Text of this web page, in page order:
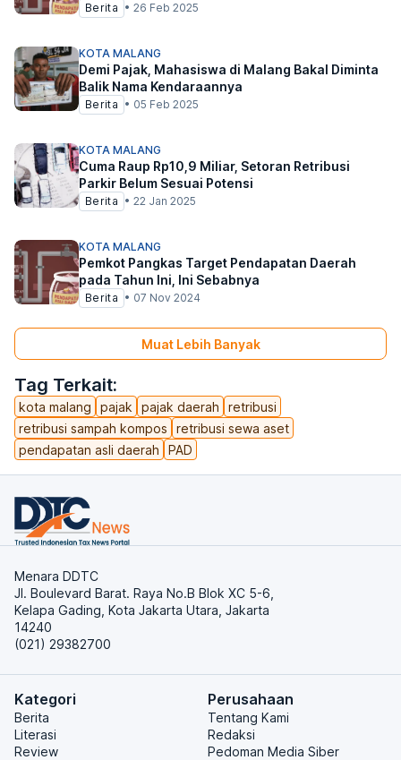
Tag Terkait:
kota malang pajak pajak daerah
retribusi
retribusi sampah kompos
retribusi sewa aset
pendapatan asli daerah
PAD
Berita • 26 Feb 2025
KOTA MALANG
Demi Pajak, Mahasiswa di Malang Bakal Diminta
Balik Nama Kendaraannya
Berita • 05 Feb 2025
KOTA MALANG
Cuma Raup Rp10,9 Miliar, Setoran Retribusi
Parkir Belum Sesuai Potensi
Berita • 22 Jan 2025
KOTA MALANG
Pemkot Pangkas Target Pendapatan Daerah
pada Tahun Ini, Ini Sebabnya
Berita • 07 Nov 2024
Muat Lebih Banyak
Menara DDTC
Jl. Boulevard Barat. Raya No.B Blok XC 5-6,
Kelapa Gading, Kota Jakarta Utara, Jakarta
14240
(021) 29382700
Kategori
Berita
Literasi
Review
Perusahaan
Tentang Kami
Redaksi
Pedoman Media Siber